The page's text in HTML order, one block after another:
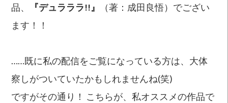
品、
『デュラララ!!』
（著：成田良悟）でござい
ます！！
……既に私の配信をご覧になっている方は、大体
察しがついていたかもしれませんね(笑)
ですがその通り！ こちらが、私オススメの作品で